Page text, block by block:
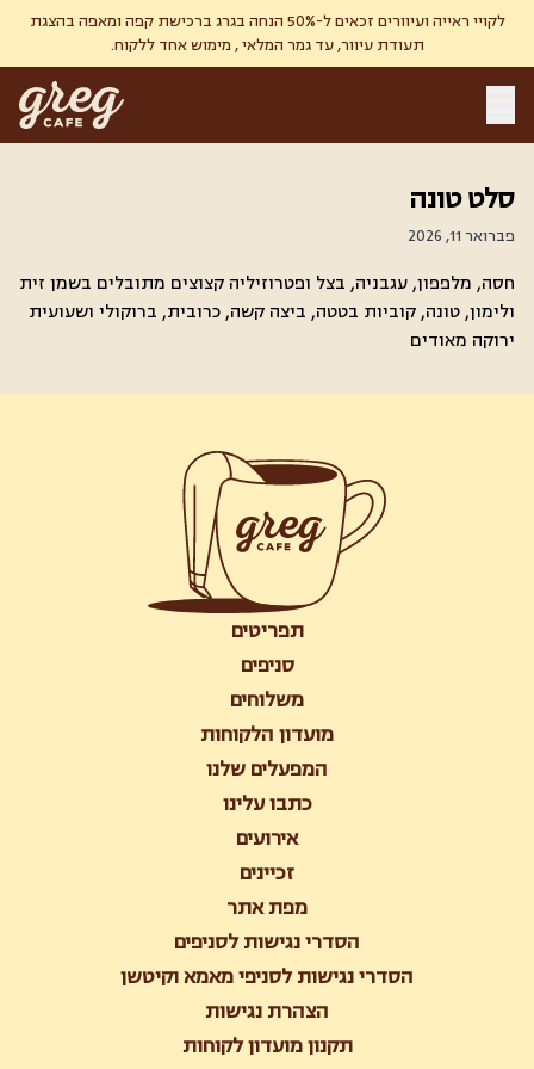
לקויי ראייה ועיוורים זכאים ל-50% הנחה בגרג ברכישת קפה ומאפה בהצגת
תעודת עיוור, עד גמר המלאי , מימוש אחד ללקוח.
סלט טונה
פברואר 11, 2026
חסה, מלפפון, עגבניה, בצל ופטרוזיליה קצוצים מתובלים בשמן זית
ולימון, טונה, קוביות בטטה, ביצה קשה, כרובית, ברוקולי ושעועית
ירוקה מאודים
תפריטים
סניפים
משלוחים
מועדון הלקוחות
המפעלים שלנו
כתבו עלינו
אירועים
זכיינים
מפת אתר
הסדרי נגישות לסניפים
הסדרי נגישות לסניפי מאמא וקיטשן
הצהרת נגישות
תקנון מועדון לקוחות